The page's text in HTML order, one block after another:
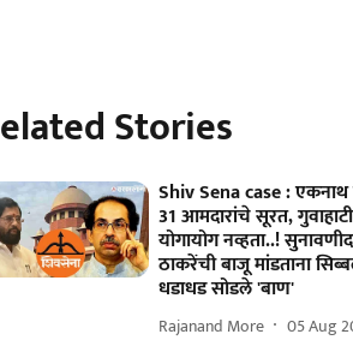
Stories
Shiv Sena case :
31 आमदारांचे सूरत,
योगायोग नव्हता..!
ठाकरेंची बाजू मांडताना
धडाधड सोडले 'बाण'
Rajanand More 05 Aug